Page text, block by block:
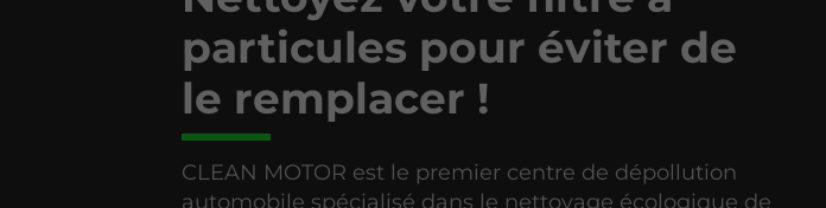
particules pour éviter de
le remplacer !
CLEAN MOTOR est le premier centre de dépollution
automobile spécialisé dans le nettoyage écologique de